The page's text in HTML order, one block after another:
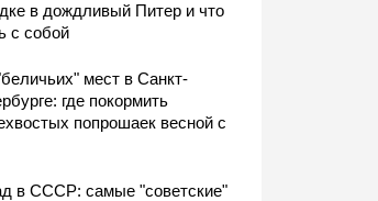
в дождливый Питер и что
с собой
мест в Санкт-
где покормить
попрошаек весной с
в СССР: самые "советские"